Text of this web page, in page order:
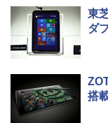
東
ダ
搭